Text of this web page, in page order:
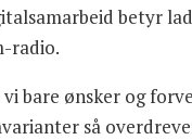
betyr
radio.
bare ønsker og
så